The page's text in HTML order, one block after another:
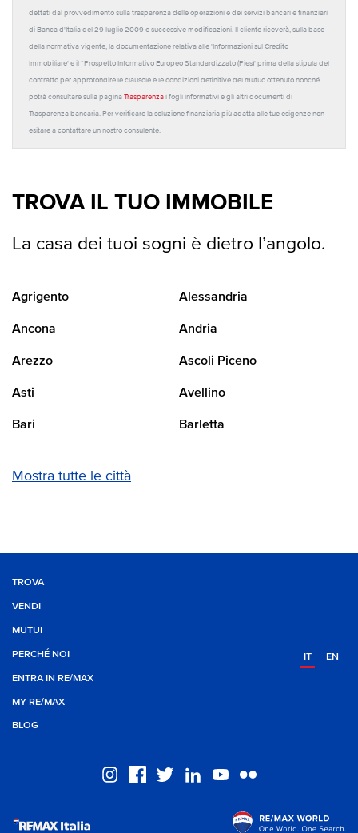
dettati dal provvedimento sulla trasparenza delle operazioni e dei servizi bancari e finanziari
di Banca d'Italia del 29 luglio 2009 e successive modificazioni. Il cliente riceverà, sulla base
della normativa vigente, la documentazione relativa alle 'Informazioni sul Credito
Immobiliare' e il “Prospetto Informativo Europeo Standardizzato (Pies)' prima della stipula del
contratto per approfondire le clausole e le condizioni definitive del mutuo ottenuto nonché
potrà consultare sulla pagina Trasparenza i fogli informativi e gli altri documenti di
Trasparenza bancaria. Per verificare la soluzione finanziaria più adatta alle tue esigenze non
esitare a contattare un nostro consulente.
TROVA IL TUO IMMOBILE
La casa dei tuoi sogni è dietro l’angolo.
Agrigento Alessandria
Ancona Andria
Arezzo Ascoli Piceno
Asti Avellino
Bari Barletta
Mostra tutte le città
TROVA
VENDI
MUTUI
PERCHÉ NOI
ENTRA IN RE/MAX
MY RE/MAX
BLOG
IT EN